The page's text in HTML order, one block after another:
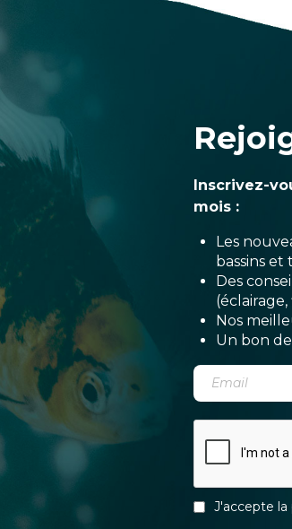
Inscrivez-
mois :
Les
bassins et
Des
Nos
Un bon
J'accepte la